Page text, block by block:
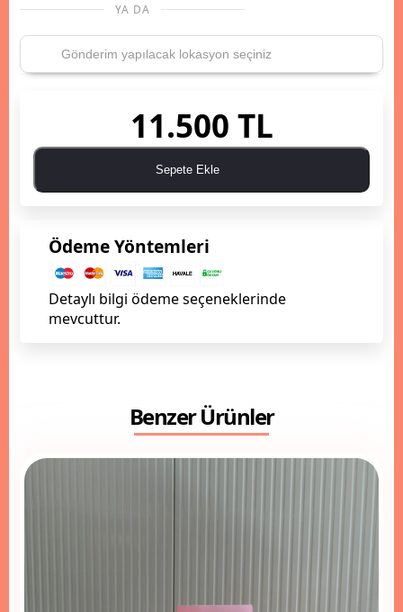
YA DA
11.500 TL
Sepete Ekle
Ödeme Yöntemleri
Detaylı bilgi ödeme seçeneklerinde
mevcuttur.
Benzer Ürünler